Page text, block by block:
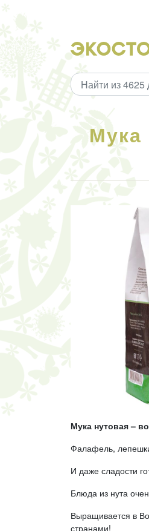
Мука
Мука нутовая –
Фалафель,
И даже сладости
Блюда из нута
Выращивается в
странами!